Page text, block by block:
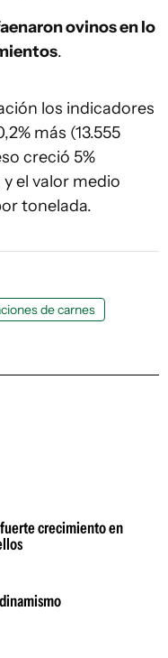
ovinos en lo
.
los indicadores
más (13.555
creció 5%
el valor medio
tonelada.
de carnes
fuerte crecimiento en